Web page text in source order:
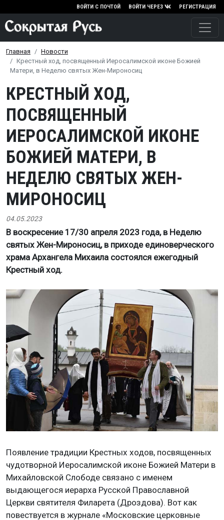
Перейти к основному
ВОЙТИ С ПОЧТОЙ ВОЙТИ ЧЕРЕЗ РЕГИСТРАЦИЯ
Главная
Новости
Крестный ход, посвященный Иеросалимской иконе Божией
Матери, в Неделю святых Жен-Мироносиц
КРЕСТНЫЙ ХОД,
ПОСВЯЩЕННЫЙ
ИЕРОСАЛИМСКОЙ ИКОНЕ
БОЖИЕЙ МАТЕРИ, В
НЕДЕЛЮ СВЯТЫХ ЖЕН-
МИРОНОСИЦ
04.05.2023
В воскресение 17/30 апреля 2023 года, в Неделю
святых Жен-Мироносиц, в приходе единоверческого
храма Архангела Михаила состоялся ежегодный
Крестный ход.
Появление традиции Крестных ходов, посвященных
чудотворной Иеросалимской иконе Божией Матери в
Михайловской Слободе связано с именем
выдающегося иерарха Русской Православной
Церкви святителя Филарета (Дроздова). Вот как
повествуется в журнале «Московские церковные